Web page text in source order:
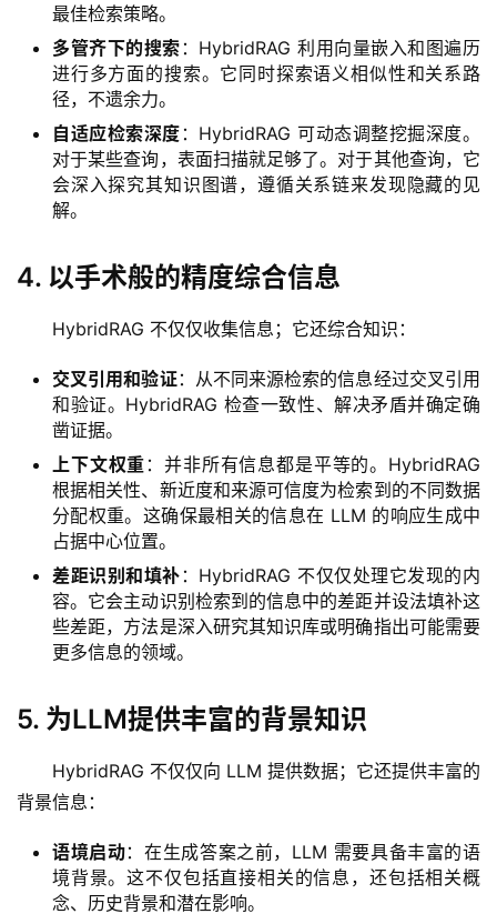
们
最佳检索策略。
多管齐下的搜索 ：HybridRAG 利用向量嵌入和图遍历
进行多方面的搜索。它同时探索语义相似性和关系路
径，不遗余力。
自适应检索深度 ：HybridRAG 可动态调整挖掘深度。
对于某些查询，表面扫描就足够了。对于其他查询，它
会深入探究其知识图谱，遵循关系链来发现隐藏的见
解。
4. 以手术般的精度综合信息
HybridRAG 不仅仅收集信息；它还综合知识：
交叉引用和验证：从不同来源检索的信息经过交叉引用
和验证。HybridRAG 检查一致性、解决矛盾并确定确
凿证据。
上下文权重 ：并非所有信息都是平等的。HybridRAG
根据相关性、新近度和来源可信度为检索到的不同数据
分配权重。这确保最相关的信息在 LLM 的响应生成中
占据中心位置。
差距识别和填补 ：HybridRAG 不仅仅处理它发现的内
容。它会主动识别检索到的信息中的差距并设法填补这
些差距，方法是深入研究其知识库或明确指出可能需要
更多信息的领域。
5. 为LLM提供丰富的背景知识
HybridRAG 不仅仅向 LLM 提供数据；它还提供丰富的
背景信息：
语境启动：在生成答案之前，LLM 需要具备丰富的语
境背景。这不仅包括直接相关的信息，还包括相关概
念、历史背景和潜在影响。